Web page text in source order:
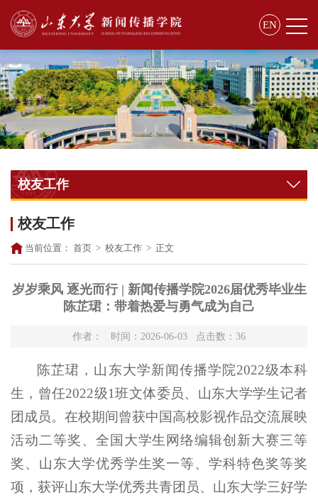
EN
校友工作
校友工作
当前位置： 首页 > 校友工作 > 正文
岁岁乘风 逐光而行 | 新闻传播学院2026届优秀毕业生
陈芷珺：带着热爱与勇气成为自己
作者： 时间：2026-06-03 点击数： 36
陈芷珺，山东大学新闻传播学院2022级本科
生，曾任2022级1班文体委员、山东大学学生记者
团成员。在校期间曾获中国高校影视作品交流展映
活动二等奖、全国大学生网络编辑创新大赛三等
奖、山东大学优秀学生奖一等、学科特色奖等奖
项，获评山东大学优秀共青团员、山东大学三好学